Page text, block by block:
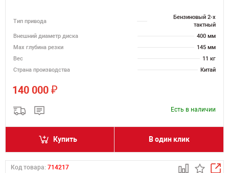
Тип привода
Бензиновый 2-х
тактный
Внешний диаметр диска
400 мм
Max глубина резки
145 мм
Вес
11 кг
Страна производства
Китай
140 000 ₽
Есть в наличии
Купить В один клик
Код товара: 714217